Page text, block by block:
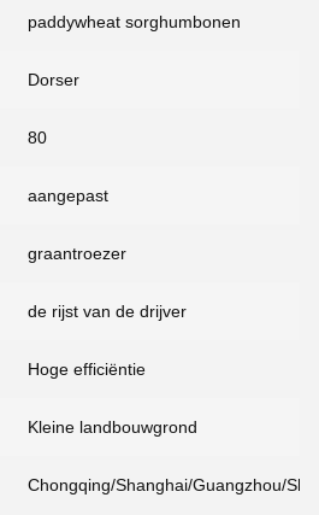
paddywheat sorghumbonen
Dorser
80
aangepast
graantroezer
de rijst van de drijver
Hoge efficiëntie
Kleine landbouwgrond
Chongqing/Shanghai/Guangzhou/